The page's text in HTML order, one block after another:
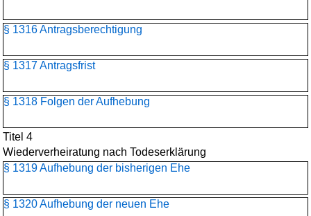
§ 1316 Antragsberechtigung
§ 1317 Antragsfrist
§ 1318 Folgen der Aufhebung
Titel 4
Wiederverheiratung nach Todeserklärung
§ 1319 Aufhebung der bisherigen Ehe
§ 1320 Aufhebung der neuen Ehe